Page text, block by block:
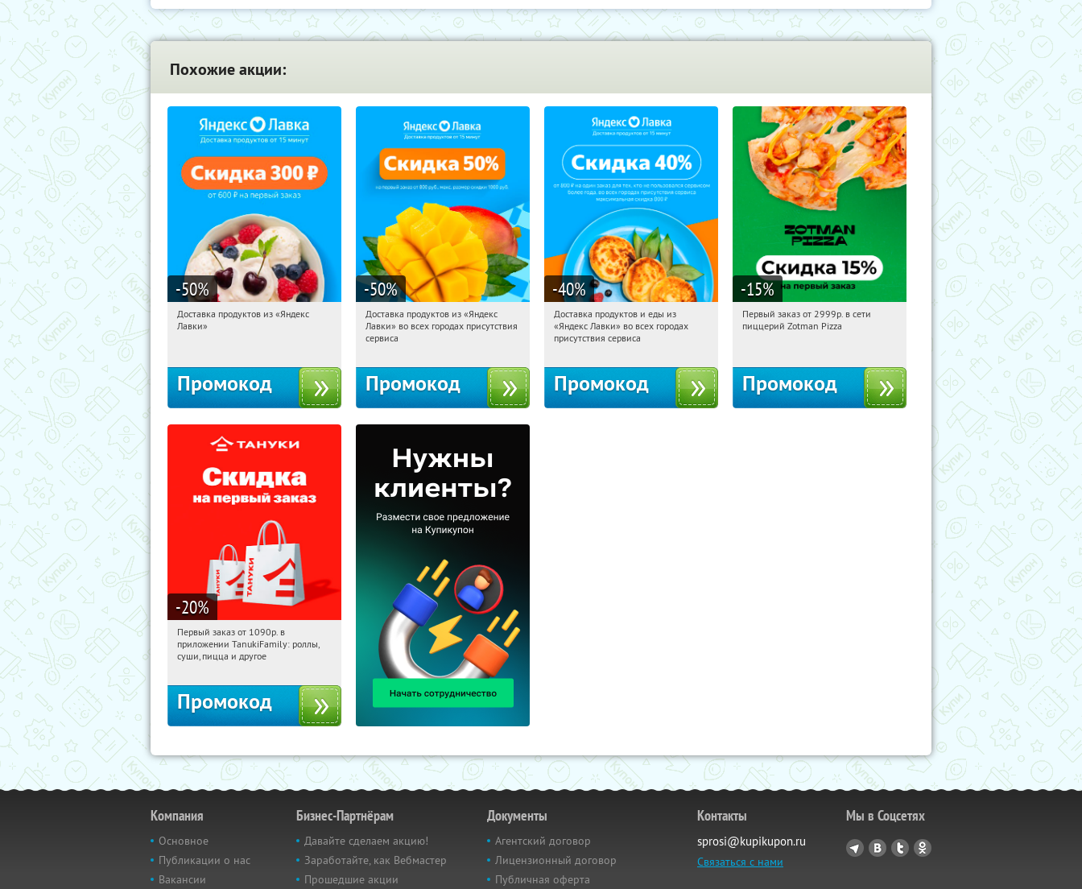
Похожие акции:
-50%
17:29:16 Получили:
Доставка продуктов из «Яндекс
Лавки»
Промокод
-50%
17:29:16 Получили:
Россия
Доставка продуктов из «Яндекс
Лавки» во всех городах присутствия
сервиса
Промокод
-40%
17:29:16 Получили:
Россия
Доставка продуктов и еды из
«Яндекс Лавки» во всех городах
присутствия сервиса
Промокод
-15%
17:29:16 Получили:
Первый заказ от 2999р. в сети
пиццерий Zotman Pizza
Промокод
-20%
17:29:16 Получили:
Россия
Первый заказ от 1090р. в
приложении TanukiFamily: роллы,
суши, пицца и другое
Промокод
Компания
Основное
Публикации о нас
Вакансии
Бизнес-Партнёрам
Давайте сделаем акцию!
Заработайте, как Вебмастер
Прошедшие акции
Документы
Агентский договор
Лицензионный договор
Публичная оферта
Контакты
sprosi@kupikupon.ru
Связаться с нами
Мы в Соцсетях